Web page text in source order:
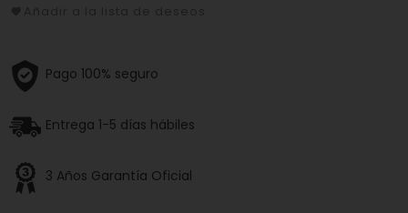
Pago 100% seguro
Entrega 1-5 días hábiles
3 Años Garantía Oficial